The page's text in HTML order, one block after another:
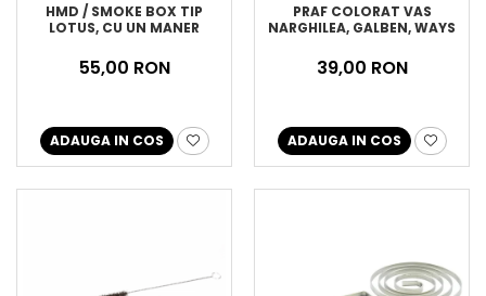
HMD / SMOKE BOX TIP
LOTUS, CU UN MANER
55,00 RON
ADAUGA IN COS
PRAF COLORAT VAS
NARGHILEA, GALBEN, WAYS
39,00 RON
ADAUGA IN COS